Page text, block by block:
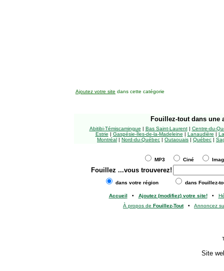
Ajoutez votre site dans cette catégorie
Fouillez-tout dans une
Abitibi-Témiscamingue | Bas Saint-Laurent| Centre-du-
Estrie | Gaspésie-Îles-de-la-Madeleine | Lanaudière |
Montréal | Nord-du-Québec | Outaouais | Québec |
MP3 Ciné
Fouillez ...vous trouverez!
dans votre région dans Fouillez-
Accueil • Ajoutez (modifiez) votre site!•
À propos de Fouillez-Tout• Annoncez
Site